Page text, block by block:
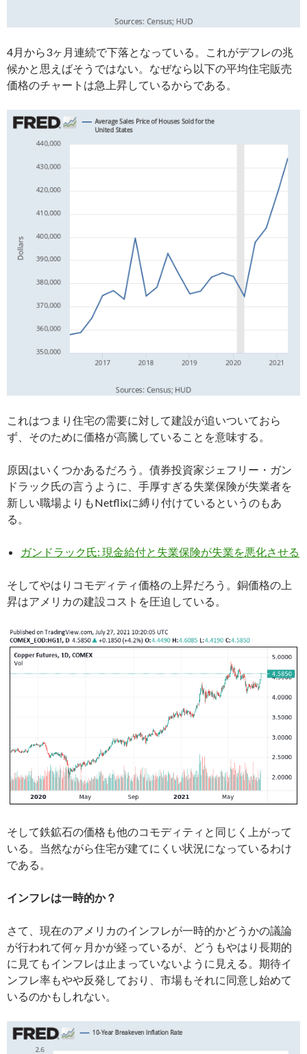
4月から3ヶ月連続で下落となっている。これがデフレの兆
候かと思えばそうではない。なぜなら以下の平均住宅販売
価格のチャートは急上昇しているからである。
これはつまり住宅の需要に対して建設が追いついておら
ず、そのために価格が高騰していることを意味する。
原因はいくつかあるだろう。債券投資家ジェフリー・ガン
ドラック氏の言うように、手厚すぎる失業保険が失業者を
新しい職場よりもNetflixに縛り付けているというのもあ
る。
ガンドラック氏: 現金給付と失業保険が失業を悪化させる
そしてやはりコモディティ価格の上昇だろう。銅価格の上
昇はアメリカの建設コストを圧迫している。
そして鉄鉱石の価格も他のコモディティと同じく上がって
いる。当然ながら住宅が建てにくい状況になっているわけ
である。
インフレは一時的か？
さて、現在のアメリカのインフレが一時的かどうかの議論
が行われて何ヶ月かが経っているが、どうもやはり長期的
に見てもインフレは止まっていないように見える。期待イ
ンフレ率もやや反発しており、市場もそれに同意し始めて
いるのかもしれない。